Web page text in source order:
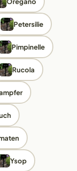
Petersilie
Pimpinelle
Rucola
Ysop